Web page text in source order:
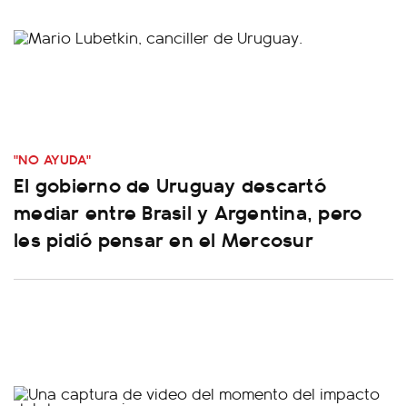
"NO AYUDA"
El gobierno de Uruguay descartó
mediar entre Brasil y Argentina, pero
les pidió pensar en el Mercosur